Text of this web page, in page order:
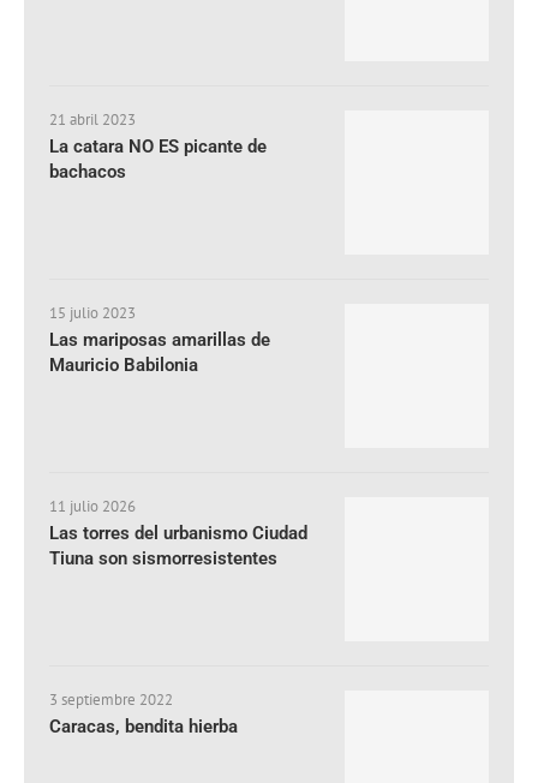
21 abril 2023
La catara NO ES picante de
bachacos
15 julio 2023
Las mariposas amarillas de
Mauricio Babilonia
11 julio 2026
Las torres del urbanismo Ciudad
Tiuna son sismorresistentes
3 septiembre 2022
Caracas, bendita hierba